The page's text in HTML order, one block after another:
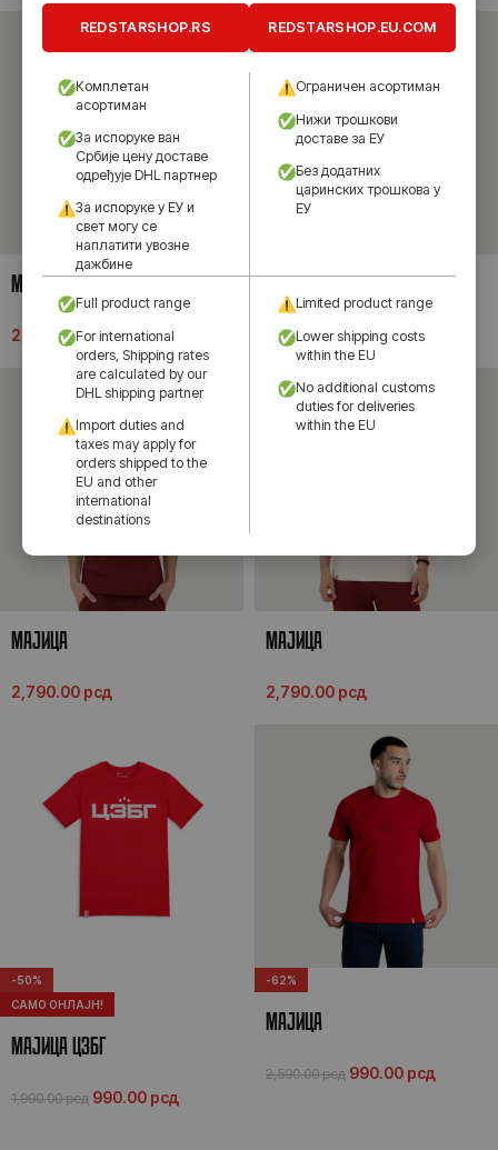
MАЈИЦА
2,190.00рсд
MАЈИЦА
2,190.00рсд
MАЈИЦА
2,790.00 рсд
MАЈИЦА
2,790.00 рсд
-50%
САМО ОНЛАЈН!
МАЈИЦА ЦЗБГ
1,990.00рсд 990.00 рсд
-62%
МАЈИЦА
2,590.00рсд 990.00 рсд
REDSTARSHOP.RS REDSTARSHOP.EU.COM
Комплетан
асортиман
За испоруке ван
Србије цену доставе
одређује DHL партнер
За испоруке у ЕУ и
свет могу се
наплатити увозне
дажбине
Ограничен асортиман
Нижи трошкови
доставе за ЕУ
Без додатних
царинских трошкова у
ЕУ
Full product range
For international
orders, Shipping rates
are calculated by our
DHL shipping partner
Import duties and
taxes may apply for
orders shipped to the
EU and other
international
destinations
Limited product range
Lower shipping costs
within the EU
No additional customs
duties for deliveries
within the EU